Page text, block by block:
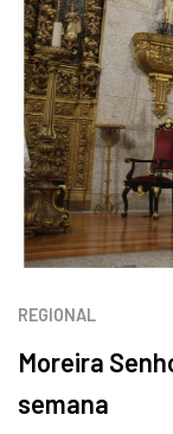
REGIONAL
Moreira
semana